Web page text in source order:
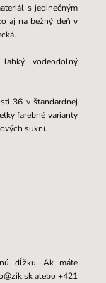
s jedinečným
aj na bežný deň v
vodeodolný
36 v štandardnej
farebné varianty
sukní.
dĺžku. Ak máte
alebo +421